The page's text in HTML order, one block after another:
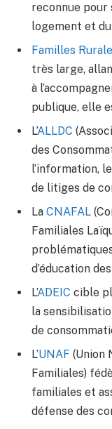
reconnue pour
logement et
Familles
très large,
à
publique, elle
L’ALLDC
des
l’information,
de litiges de
La CNAFAL
Familiales
d’éducation
L’ADEIC cible
la
de
L’UNAF (Union
Familiales)
familiales et
défense des